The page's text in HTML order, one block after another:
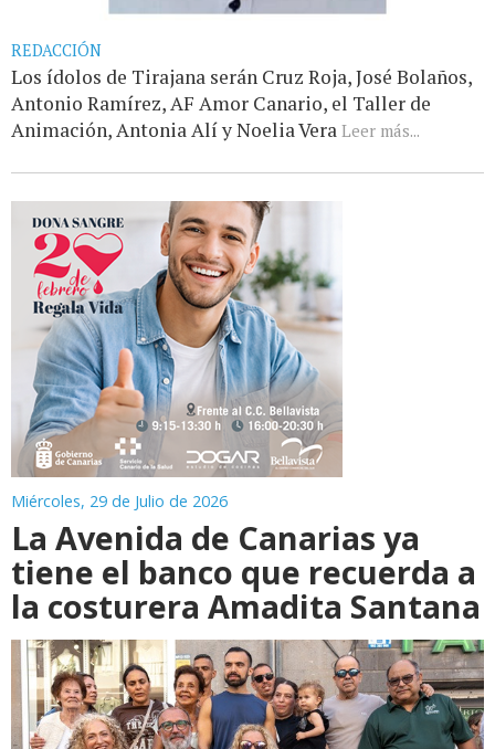
REDACCIÓN
Los ídolos de Tirajana serán Cruz Roja, José Bolaños,
Antonio Ramírez, AF Amor Canario, el Taller de
Animación, Antonia Alí y Noelia Vera Leer más...
Miércoles, 29 de Julio de 2026
La Avenida de Canarias ya
tiene el banco que recuerda a
la costurera Amadita Santana